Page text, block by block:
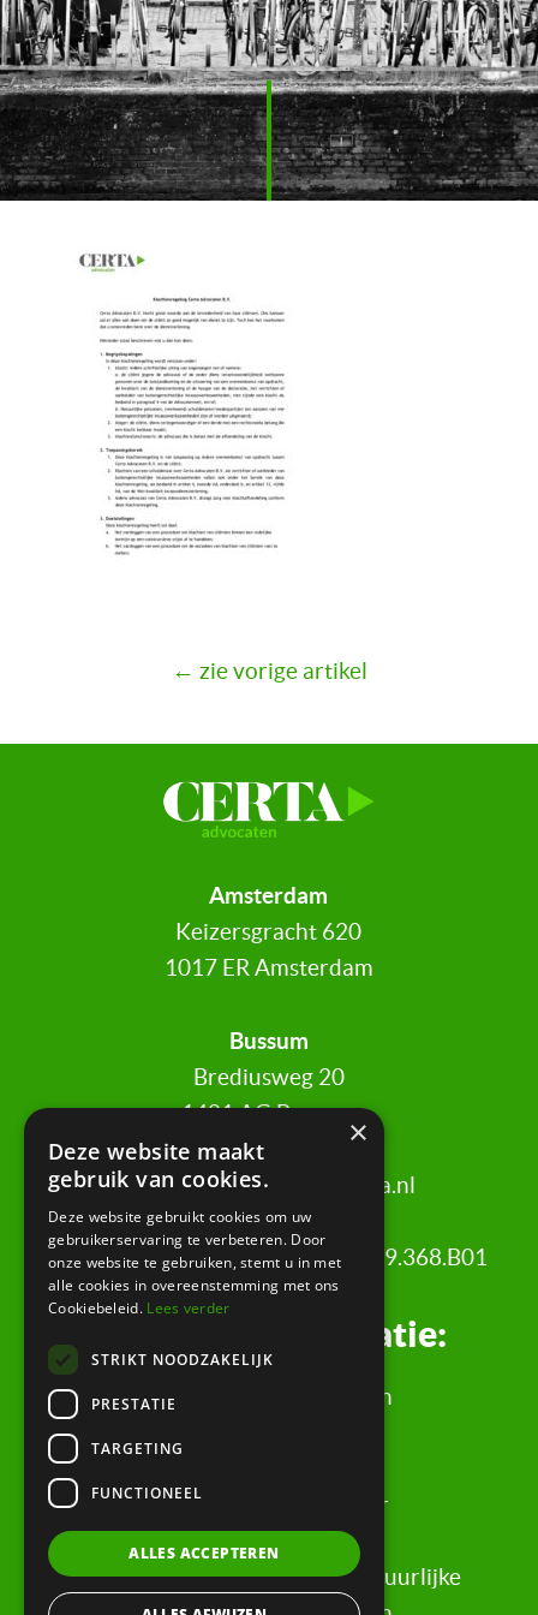
← zie vorige artikel
Amsterdam
Keizersgracht 620
1017 ER Amsterdam
Bussum
Brediusweg 20
1401 AG Bussum
020 521 6699 | info@certa.nl
KvK: 34342484 | BTW nr: 8208.79.368.B01
Juridische informatie:
Algemene Voorwaarden
Rechtsgebiedenregister
Evaluatieformulier
Rechten & informatie voor natuurlijke
×
Deze website maakt
gebruik van cookies.
Deze website gebruikt cookies om uw
gebruikerservaring te verbeteren. Door
onze website te gebruiken, stemt u in met
alle cookies in overeenstemming met ons
Cookiebeleid. Lees verder
STRIKT NOODZAKELIJK
PRESTATIE
TARGETING
FUNCTIONEEL
ALLES ACCEPTEREN